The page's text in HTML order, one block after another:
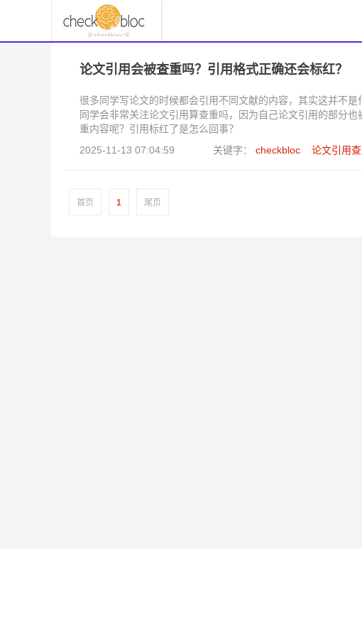
论文引用会被查重吗？引用格式正确还会标红？
很多同学写论文的时候都会引用不同文献的内容，其实这并不
同学会非常关注论文引用算查重吗，因为自己论文引用的部分
重内容呢？引用标红了是怎么回事？
2025-11-13 07:04:59
关键字： checkbloc 论文引用
首页 1 尾页